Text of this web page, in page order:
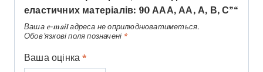
еластичних матеріалів: 90 ААА, АА, А, В, С”“
Ваша e-mail адреса не оприлюднюватиметься.
Обов’язкові поля позначені *
Ваша оцінка*